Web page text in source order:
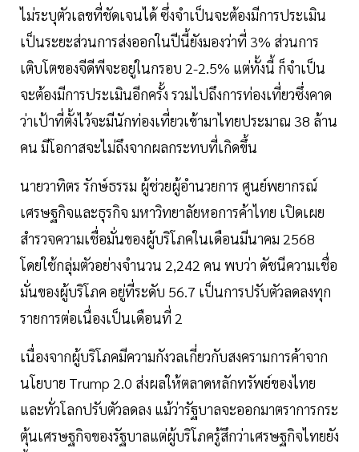
ไม่ระบุตัวเลขที่ชัดเจนได้ ซึ่งจำเป็นจะต้องมีการประเมิน
เป็นระยะส่วนการส่งออกในปีนี้ยังมองว่าที่ 3% ส่วนการ
เติบโตของจีดีพีจะอยู่ในกรอบ 2-2.5% แต่ทั้งนี้ ก็จำเป็น
จะต้องมีการประเมินอีกครั้ง รวมไปถึงการท่องเที่ยวซึ่งคาด
ว่าเป้าที่ตั้งไว้จะมีนักท่องเที่ยวเข้ามาไทยประมาณ 38 ล้าน
คน มีโอกาสจะไม่ถึงจากผลกระทบที่เกิดขึ้น
นายวาทิตร รักษ์ธรรม ผู้ช่วยผู้อำนวยการ ศูนย์พยากรณ์
เศรษฐกิจและธุรกิจ มหาวิทยาลัยหอการค้าไทย เปิดเผย
สำรวจความเชื่อมั่นของผู้บริโภคในเดือนมีนาคม 2568
โดยใช้กลุ่มตัวอย่างจำนวน 2,242 คน พบว่า ดัชนีความเชื่อ
มั่นของผู้บริโภค อยู่ที่ระดับ 56.7 เป็นการปรับตัวลดลงทุก
รายการต่อเนื่องเป็นเดือนที่ 2
เนื่องจากผู้บริโภคมีความกังวลเกี่ยวกับสงครามการค้าจาก
นโยบาย Trump 2.0 ส่งผลให้ตลาดหลักทรัพย์ของไทย
และทั่วโลกปรับตัวลดลง แม้ว่ารัฐบาลจะออกมาตราการกระ
ตุ้นเศรษฐกิจของรัฐบาลแต่ผู้บริโภครู้สึกว่าเศรษฐกิจไทยยัง